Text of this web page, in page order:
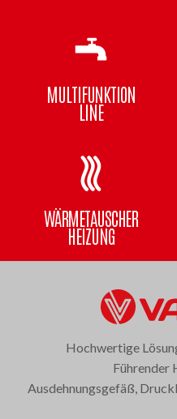
MULTIFUNKTION
LINE
WÄRMETAUSCHER
HEIZUNG
Hochwertige
Führender
Ausdehnungsgefäß,